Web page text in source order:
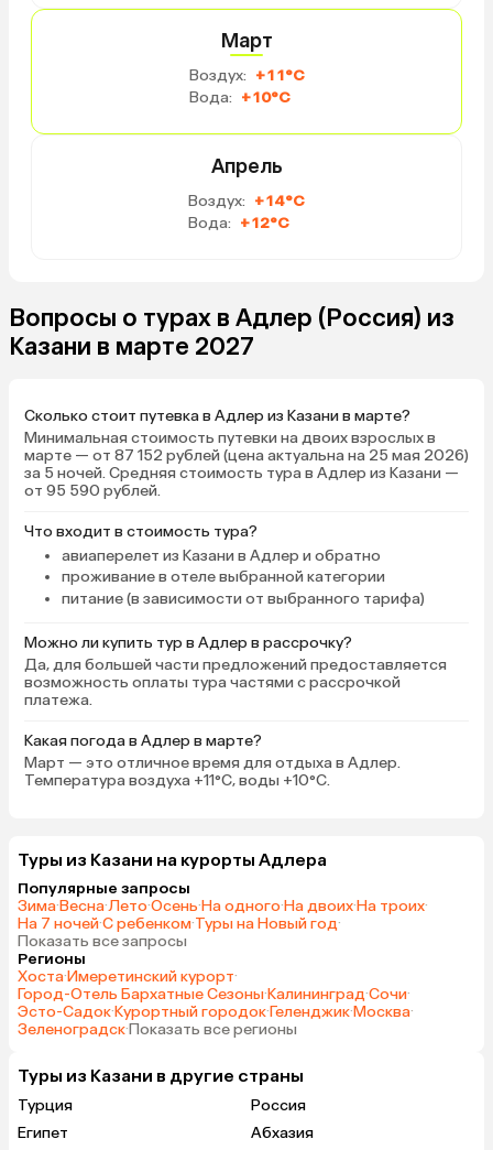
Март
Воздух: +11°C
Вода: +10°C
Апрель
Воздух: +14°C
Вода: +12°C
Вопросы о турах в Адлер (Россия) из
Казани в марте 2027
Сколько стоит путевка в Адлер из Казани в марте?
Минимальная стоимость путевки на двоих взрослых в
марте — от 87 152 рублей (цена актуальна на 25 мая 2026)
за 5 ночей. Средняя стоимость тура в Адлер из Казани —
от 95 590 рублей.
Что входит в стоимость тура?
авиаперелет из Казани в Адлер и обратно
проживание в отеле выбранной категории
питание (в зависимости от выбранного тарифа)
Можно ли купить тур в Адлер в рассрочку?
Да, для большей части предложений предоставляется
возможность оплаты тура частями с рассрочкой
платежа.
Какая погода в Адлер в марте?
Март — это отличное время для отдыха в Адлер.
Температура воздуха +11°C, воды +10°C.
Туры из Казани на курорты Адлера
Популярные запросы
Зима·Весна·Лето·Осень·На одного·На двоих·На троих·
На 7 ночей·С ребенком·Туры на Новый год·
Показать все запросы
Регионы
Хоста·Имеретинский курорт·
Город-Отель Бархатные Сезоны·Калининград·Сочи·
Эсто-Садок·Курортный городок·Геленджик·Москва·
Зеленоградск·Показать все регионы
Туры из Казани в другие страны
Турция
Россия
Египет
Абхазия